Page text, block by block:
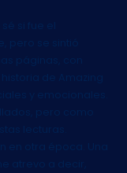
si fue el
pero se sintió
páginas, con
de Amazing
y emocionales.
pero como
lecturas.
en otra época. Una
atrevo a decir,